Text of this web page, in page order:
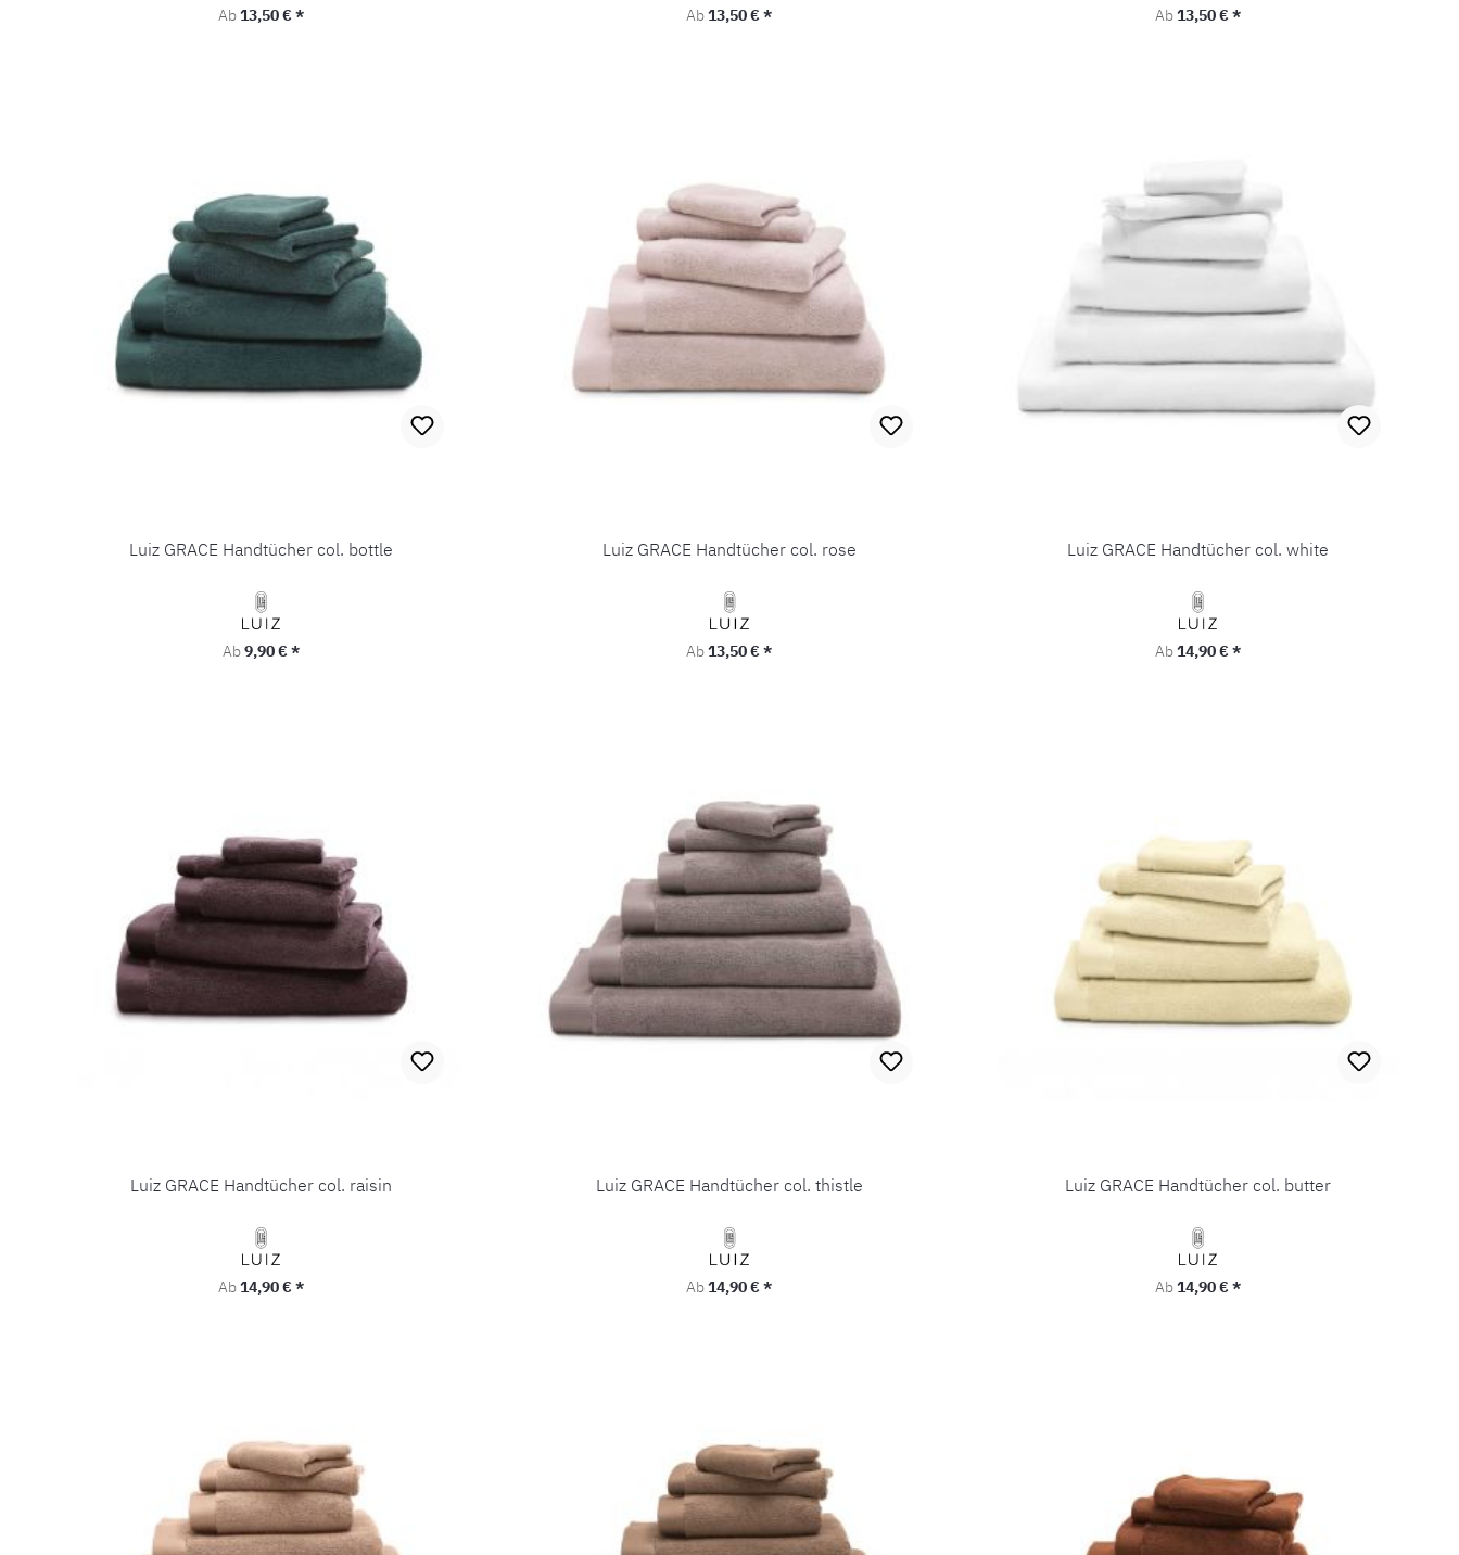
Regulärer Preis:
Ab13,50 € * Regulärer Preis:
Ab13,50 € * Regulärer Preis:
Ab13,50 € *
Luiz GRACE Handtücher col. bottle
Regulärer Preis:
Ab9,90 € *
Luiz GRACE Handtücher col. rose
Regulärer Preis:
Ab13,50 € *
Luiz GRACE Handtücher col. white
Regulärer Preis:
Ab14,90 € *
Luiz GRACE Handtücher col. raisin
Regulärer Preis:
Ab14,90 € *
Luiz GRACE Handtücher col. thistle
Regulärer Preis:
Ab14,90 € *
Luiz GRACE Handtücher col. butter
Regulärer Preis:
Ab14,90 € *